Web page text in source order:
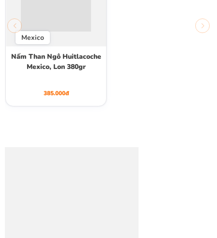
Mexico
Nấm Than Ngô Huitlacoche
Mexico, Lon 380gr
385.000đ